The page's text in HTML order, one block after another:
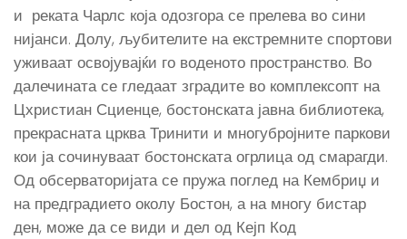
и реката Чарлс која одозгора се прелева во сини
нијанси. Долу, љубителите на екстремните спортови
уживаат освојувајќи го воденото пространство. Во
далечината се гледаат зградите во комплексопт на
Цхристиан Сциенце, бостонската јавна библиотека,
прекрасната црква Тринити и многубројните паркови
кои ја сочинуваат бостонската огрлица од смарагди.
Од обсерваторијата се пружа поглед на Кембриџ и
на предградието околу Бостон, а на многу бистар
ден, може да се види и дел од Кејп Код